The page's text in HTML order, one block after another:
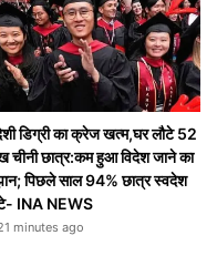
डिग्री का क्रेज खत्म,घर लौटे 52
चीनी छात्र:कम हुआ विदेश जाने का
पिछले साल 94% छात्र स्वदेश
INA NEWS
minutes ago